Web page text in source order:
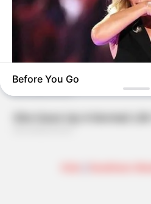
Before You Go